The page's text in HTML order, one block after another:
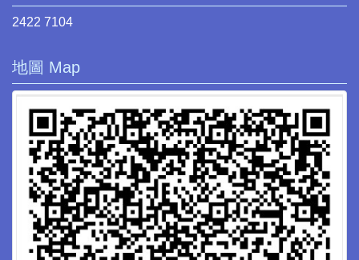
2422 7104
地圖 Map